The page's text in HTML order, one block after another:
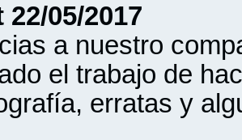
22/05/2017
a nuestro
el trabajo de
erratas y